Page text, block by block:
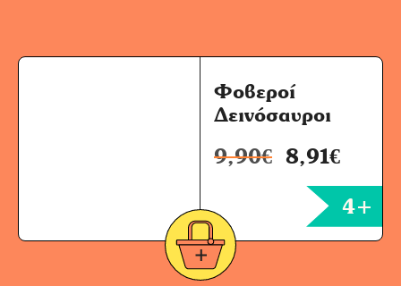
Φοβεροί
Δεινόσαυροι
9,90€ 8,91€
4+